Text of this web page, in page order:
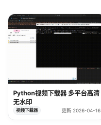
Python视频下载器 多平台高清
无水印
视频下载器 更新 2026-04-16